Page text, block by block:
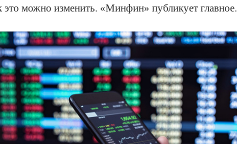
это можно изменить. «Минфин» публикует главное.